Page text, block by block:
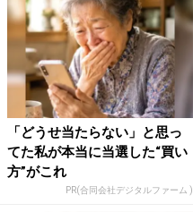
「どうせ当たらない」と思っ
てた私が本当に当選した“買い
方”がこれ
PR(合同会社デジタルファーム )